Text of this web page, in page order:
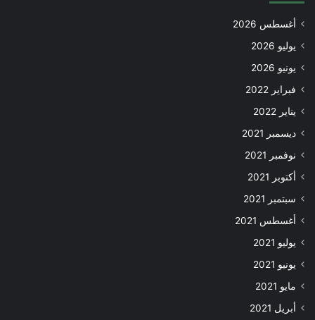
أغسطس 2026
يوليو 2026
يونيو 2026
فبراير 2022
يناير 2022
ديسمبر 2021
نوفمبر 2021
أكتوبر 2021
سبتمبر 2021
أغسطس 2021
يوليو 2021
يونيو 2021
مايو 2021
أبريل 2021